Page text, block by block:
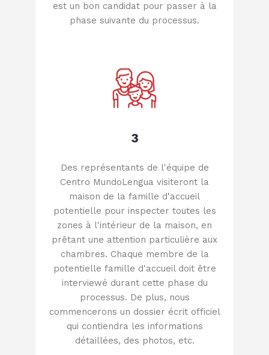
est un bon candidat pour passer à la
phase suivante du processus.
3
Des représentants de l'équipe de
Centro MundoLengua visiteront la
maison de la famille d'accueil
potentielle pour inspecter toutes les
zones à l'intérieur de la maison, en
prêtant une attention particulière aux
chambres. Chaque membre de la
potentielle famille d'accueil doit être
interviewé durant cette phase du
processus. De plus, nous
commencerons un dossier écrit officiel
qui contiendra les informations
détaillées, des photos, etc.